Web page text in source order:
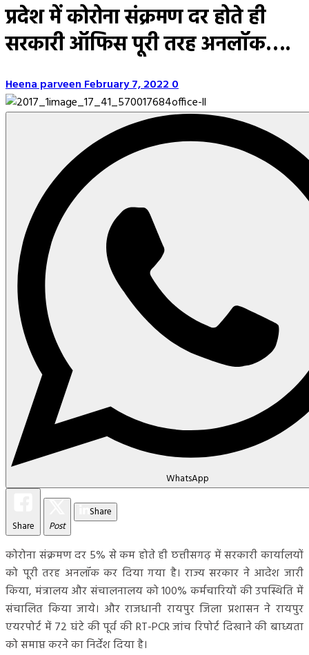
प्रदेश में कोरोना संक्रमण दर होते ही
सरकारी ऑफिस पूरी तरह अनलॉक….
Heena parveenFebruary 7, 20220
WhatsApp
Share Post
Share
कोरोना संक्रमण दर 5% से कम होते ही छत्तीसगढ़ में सरकारी कार्यालयों
को पूरी तरह अनलॉक कर दिया गया है। राज्य सरकार ने आदेश जारी
किया, मंत्रालय और संचालनालय को 100% कर्मचारियों की उपस्थिति में
संचालित किया जाये। और राजधानी रायपुर जिला प्रशासन ने रायपुर
एयरपोर्ट में 72 घंटे की पूर्व की RT-PCR जांच रिपोर्ट दिखाने की बाध्यता
को समाप्त करने का निर्देश दिया है।